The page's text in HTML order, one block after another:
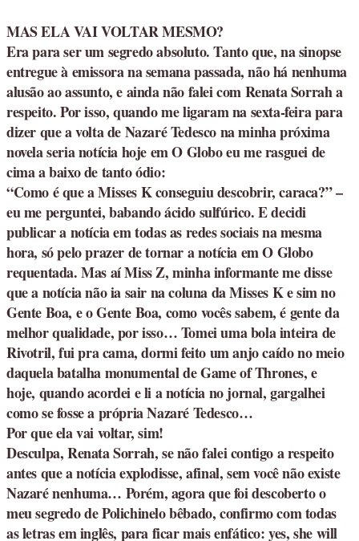
MAS ELA VAI VOLTAR MESMO?
Era para ser um segredo absoluto. Tanto que, na sinopse
entregue à emissora na semana passada, não há nenhuma
alusão ao assunto, e ainda não falei com Renata Sorrah a
respeito. Por isso, quando me ligaram na sexta-feira para
dizer que a volta de Nazaré Tedesco na minha próxima
novela seria notícia hoje em O Globo eu me rasguei de
cima a baixo de tanto ódio:
“Como é que a Misses K conseguiu descobrir, caraca?” –
eu me perguntei, babando ácido sulfúrico. E decidi
publicar a notícia em todas as redes sociais na mesma
hora, só pelo prazer de tornar a notícia em O Globo
requentada. Mas aí Miss Z, minha informante me disse
que a notícia não ia sair na coluna da Misses K e sim no
Gente Boa, e o Gente Boa, como vocês sabem, é gente da
melhor qualidade, por isso… Tomei uma bola inteira de
Rivotril, fui pra cama, dormi feito um anjo caído no meio
daquela batalha monumental de Game of Thrones, e
hoje, quando acordei e li a notícia no jornal, gargalhei
como se fosse a própria Nazaré Tedesco…
Por que ela vai voltar, sim!
Desculpa, Renata Sorrah, se não falei contigo a respeito
antes que a notícia explodisse, afinal, sem você não existe
Nazaré nenhuma… Porém, agora que foi descoberto o
meu segredo de Polichinelo bêbado, confirmo com todas
as letras em inglês, para ficar mais enfático: yes, she will